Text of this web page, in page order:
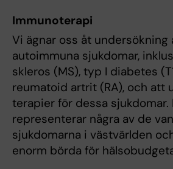
Immunoterapi
Vi ägnar oss åt undersökning
autoimmuna sjukdomar,
skleros (MS), typ I diabetes
reumatoid artrit (RA), och att
terapier för dessa sjukdomar.
representerar några av de
sjukdomarna i västvärlden
enorm börda för